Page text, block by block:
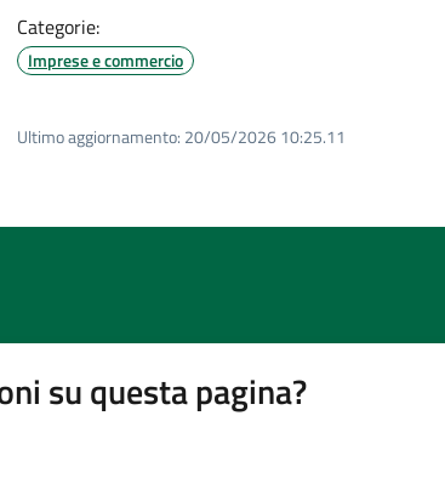
Categorie:
Imprese e commercio
Ultimo aggiornamento: 20/05/2026 10:25.11
su questa pagina?